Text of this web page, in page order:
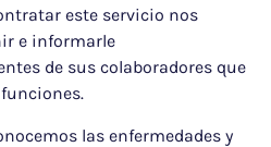
este servicio nos
e informarle
de sus colaboradores que
las enfermedades y